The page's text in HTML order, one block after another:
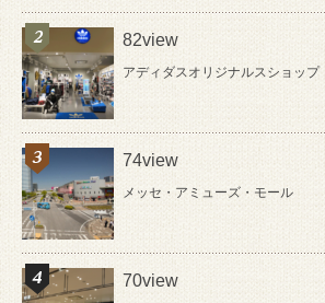
82view
アディダスオリジナルスショップ
74view
メッセ・アミューズ・モール
70view